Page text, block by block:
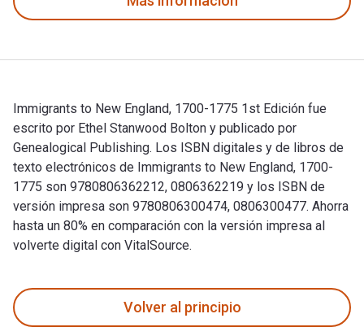
Immigrants to New England, 1700-1775 1st Edición fue
escrito por Ethel Stanwood Bolton y publicado por
Genealogical Publishing. Los ISBN digitales y de libros de
texto electrónicos de Immigrants to New England, 1700-
1775 son 9780806362212, 0806362219 y los ISBN de
versión impresa son 9780806300474, 0806300477. Ahorra
hasta un 80% en comparación con la versión impresa al
volverte digital con VitalSource.
Volver al principio